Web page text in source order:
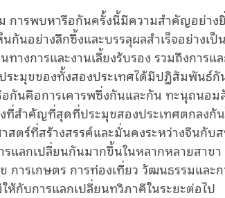
การพบหารือกันครั้งนี้มีความสำคัญอย่าง
กันอย่างลึกซึ้งและบรรลุผลสำเร็จอย่างเป็
นทางการและงานเลี้ยงรับรอง รวมถึงกา
ระมุขของทั้งสองประเทศได้มีปฏิสัมพันธ์
กันคือการเคารพซึ่งกันและกัน ทะนุถนอ
ที่สำคัญที่สุดที่ประมุขสองประเทศตกลงกั
ตร์ที่สร้างสรรค์และมั่นคงระหว่างจีนกับ
แลกเปลี่ยนกันมากขึ้นในหลากหลายสาข
การเกษตร การท่องเที่ยว วัฒนธรรมและ
ห้กับการแลกเปลี่ยนทวิภาคีในระยะต่อไป